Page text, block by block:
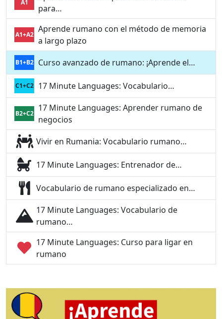
A1
para…
A1+A2
Aprende rumano con el método de memoria
a largo plazo
B1+B2 Curso avanzado de rumano: ¡Aprende el…
C1+C2 17 Minute Languages: Vocabulario…
B2+C2
17 Minute Languages: Aprender rumano de
negocios
Vivir en Rumania: Vocabulario rumano…
17 Minute Languages: Entrenador de…
Vocabulario de rumano especializado en…
17 Minute Languages: Vocabulario de
rumano…
17 Minute Languages: Curso para ligar en
rumano